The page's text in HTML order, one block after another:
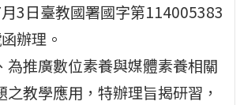
3日臺教國署國字第114005383
辦理。
為推廣數位素養與媒體素養相關
之教學應用，特辦理旨揭研習，